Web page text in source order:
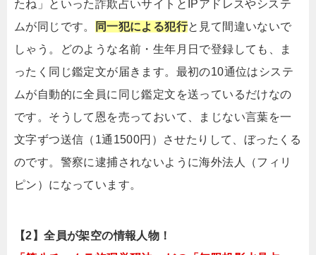
たね」といった詐欺占いサイトとIPアドレスやシステ
ムが同じです。
同一犯による犯行と見て間違いないで
しゃう。どのような名前・生年月日で登録しても、ま
ったく同じ鑑定文が届きます。最初の10通位はシステ
ムが自動的に全員に同じ鑑定文を送っているだけなの
です。そうして恩を売っておいて、まじない言葉を一
文字ずつ送信（1通1500円）させたりして、ぼったくる
のです。警察に逮捕されないように海外法人（フィリ
ピン）になっています。
【2】全員が架空の情報人物！